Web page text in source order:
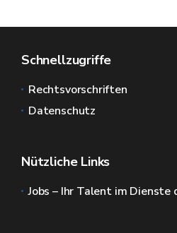
Schnellzugriffe
Rechtsvorschriften
Datenschutz
Nützliche Links
Jobs – Ihr Talent im Dienste